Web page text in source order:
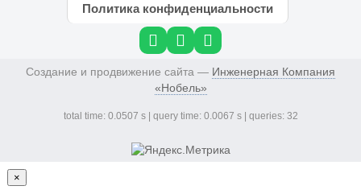
Политика конфиденциальности
Создание и продвижение сайта — Инженерная Компания
«Нобель»
total time: 0.0507 s | query time: 0.0067 s | queries: 32
×